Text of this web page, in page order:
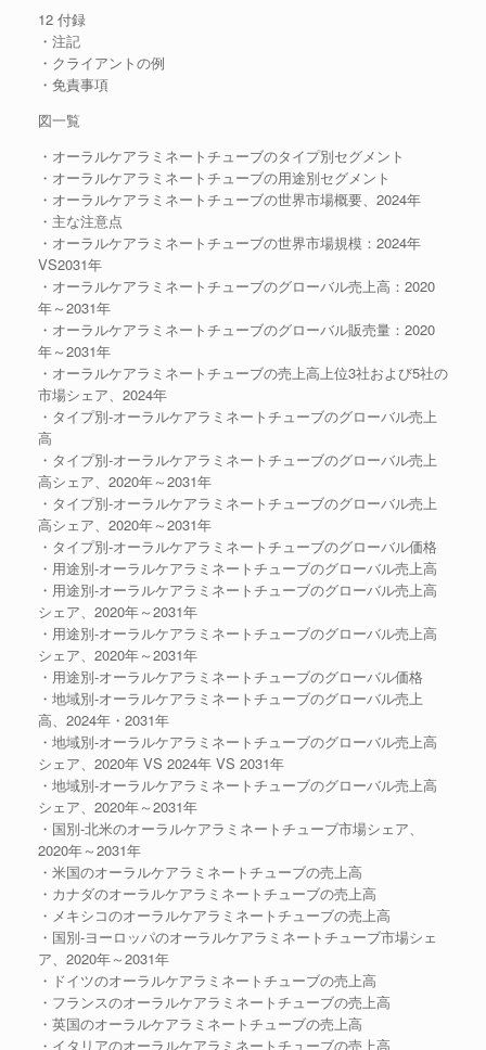
12 付録
・注記
・クライアントの例
・免責事項
図一覧
・オーラルケアラミネートチューブのタイプ別セグメント
・オーラルケアラミネートチューブの用途別セグメント
・オーラルケアラミネートチューブの世界市場概要、2024年
・主な注意点
・オーラルケアラミネートチューブの世界市場規模：2024年
VS2031年
・オーラルケアラミネートチューブのグローバル売上高：2020
年～2031年
・オーラルケアラミネートチューブのグローバル販売量：2020
年～2031年
・オーラルケアラミネートチューブの売上高上位3社および5社の
市場シェア、2024年
・タイプ別-オーラルケアラミネートチューブのグローバル売上
高
・タイプ別-オーラルケアラミネートチューブのグローバル売上
高シェア、2020年～2031年
・タイプ別-オーラルケアラミネートチューブのグローバル売上
高シェア、2020年～2031年
・タイプ別-オーラルケアラミネートチューブのグローバル価格
・用途別-オーラルケアラミネートチューブのグローバル売上高
・用途別-オーラルケアラミネートチューブのグローバル売上高
シェア、2020年～2031年
・用途別-オーラルケアラミネートチューブのグローバル売上高
シェア、2020年～2031年
・用途別-オーラルケアラミネートチューブのグローバル価格
・地域別-オーラルケアラミネートチューブのグローバル売上
高、2024年・2031年
・地域別-オーラルケアラミネートチューブのグローバル売上高
シェア、2020年 VS 2024年 VS 2031年
・地域別-オーラルケアラミネートチューブのグローバル売上高
シェア、2020年～2031年
・国別-北米のオーラルケアラミネートチューブ市場シェア、
2020年～2031年
・米国のオーラルケアラミネートチューブの売上高
・カナダのオーラルケアラミネートチューブの売上高
・メキシコのオーラルケアラミネートチューブの売上高
・国別-ヨーロッパのオーラルケアラミネートチューブ市場シェ
ア、2020年～2031年
・ドイツのオーラルケアラミネートチューブの売上高
・フランスのオーラルケアラミネートチューブの売上高
・英国のオーラルケアラミネートチューブの売上高
・イタリアのオーラルケアラミネートチューブの売上高